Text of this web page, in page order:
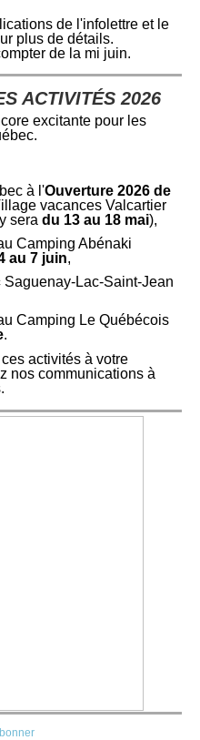
de l'infolettre et le
plus de détails.
de la mi juin.
ACTIVITÉS 2026
excitante pour les
à l'Ouverture 2026 de
vacances Valcartier
sera du 13 au 18 mai),
Camping Abénaki
au 7 juin,
Saguenay-Lac-Saint-Jean
Camping Le Québécois
.
activités à votre
nos communications à